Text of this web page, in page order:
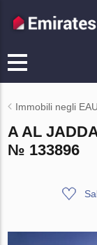
Immobili negli EAU
A AL
№ 133896